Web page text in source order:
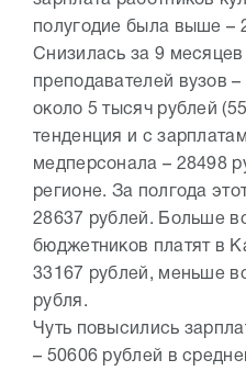
полугодие была выше –
Снизилась за 9 месяцев
преподавателей вузов
около 5 тысяч рублей
тенденция и с
медперсонала – 28498
регионе. За полгода
28637 рублей. Больше
бюджетников платят в
33167 рублей, меньше
рубля.
Чуть повысились
– 50606 рублей в